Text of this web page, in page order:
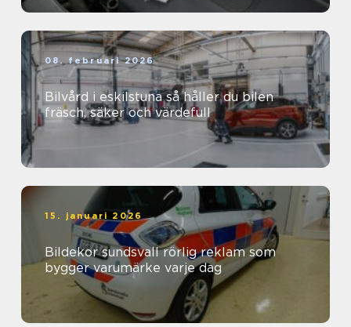
08. februari 2026
Bilvård i eskilstuna så håller du bilen
fräsch, säker och värdefull
15. januari 2026
Bildekor sundsvall rörlig reklam som
bygger varumärke varje dag